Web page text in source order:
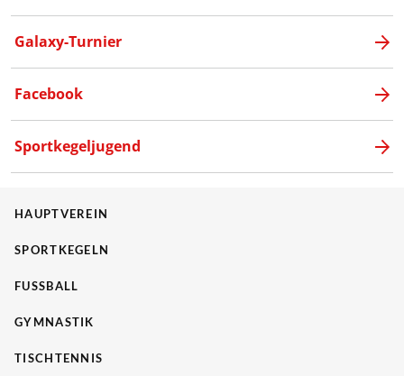
Galaxy-Turnier
Facebook
Sportkegeljugend
HAUPTVEREIN
SPORTKEGELN
FUSSBALL
GYMNASTIK
TISCHTENNIS